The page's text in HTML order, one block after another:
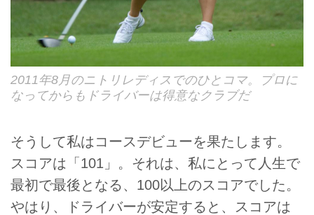
2011年8月のニトリレディスでのひとコマ。プロに
なってからもドライバーは得意なクラブだ
そうして私はコースデビューを果たします。
スコアは「101」。それは、私にとって人生で
最初で最後となる、100以上のスコアでした。
やはり、ドライバーが安定すると、スコアは